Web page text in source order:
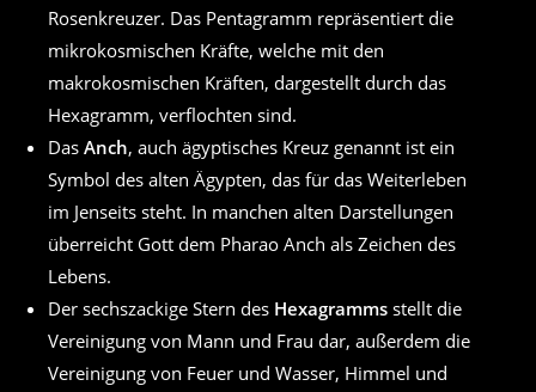
Rosenkreuzer. Das Pentagramm repräsentiert die
mikrokosmischen Kräfte, welche mit den
makrokosmischen Kräften, dargestellt durch das
Hexagramm, verflochten sind.
Das Anch, auch ägyptisches Kreuz genannt ist ein
Symbol des alten Ägypten, das für das Weiterleben
im Jenseits steht. In manchen alten Darstellungen
überreicht Gott dem Pharao Anch als Zeichen des
Lebens.
Der sechszackige Stern des Hexagramms stellt die
Vereinigung von Mann und Frau dar, außerdem die
Vereinigung von Feuer und Wasser, Himmel und